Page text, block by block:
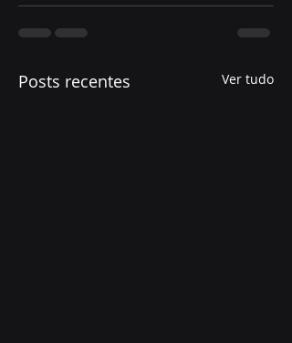
Posts recentes Ver tudo